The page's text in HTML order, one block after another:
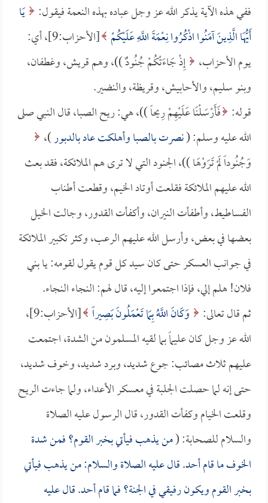
ففي هذه الآية يذكر الله عز وجل عباده بهذه النعمة فيقول: يَا
أَيُّهَا الَّذِينَ آمَنُوا اذْكُرُوا نِعْمَةَ اللَّهِ عَلَيْكُمْ
[الأحزاب:9]، أي:
يوم الأحزاب، إِذْ جَاءَتْكُمْ جُنُودٌ ))، وهم قريش، وغطفان،
وبنو سليم، والأحابيش، وقريظة، والنضير.
قوله: فَأَرْسَلْنَا عَلَيْهِمْ رِيحاً ))، هي: ريح الصبا، قال النبي صلى
الله عليه وسلم: (نصرت بالصبا وأهلكت عاد بالدبور)،
وَجُنُوداً لَمْ تَرَوْهَا ))، الجنود التي لا ترى هم الملائكة، فقد بعث
الله عليهم الملائكة فقلعت أوتاد الخيم، وقطعت أطناب
الفساطيط، وأطفأت النيران، وأكفأت القدور، وجالت الخيل
بعضها في بعض، وأرسل الله عليهم الرعب، وكثر تكبير الملائكة
في جوانب العسكر حتى كان سيد كل قوم يقول لقومه: يا بني
فلان! هلم إلي، فإذا اجتمعوا إليه، قال لهم: النجاء النجاء.
ثم قال تعالى:
وَكَانَ اللَّهُ بِمَا تَعْمَلُونَ بَصِيراً
[الأحزاب:9]،
الله عز وجل كان عليماً بما لقيه المسلمون من الشدة، اجتمعت
عليهم ثلاث مصائب: جوع شديد، وبرد شديد، وخوف شديد،
حتى إنه لما حصلت الجلبة في معسكر الأعداء، ولما جاءت الريح
وقلعت الخيام وكفأت القدور، قال الرسول عليه الصلاة
والسلام للصحابة: (من يذهب فيأتي بخبر القوم؟ فمن شدة
الخوف ما قام أحد. قال عليه الصلاة والسلام: من يذهب فيأتي
بخبر القوم ويكون رفيقي في الجنة؟ فما قام أحد. قال عليه